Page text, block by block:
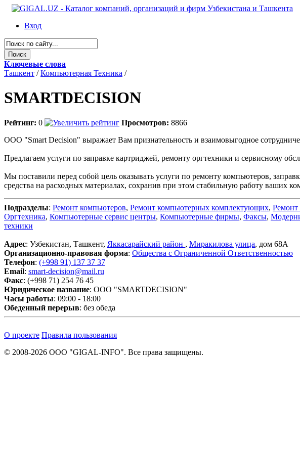
Вход
Ключевые слова
Ташкент / Компьютерная Техника /
SMARTDECISION
Рейтинг: 0 Просмотров: 8866
OOO "Smart Decision" выражает Вам признательность и взаимовыгодное
Предлагаем услуги по заправке картриджей, ремонту оргтехники и сервисному
Мы поставили перед собой цель оказывать услуги по ремонту компьютеров,
средства на расходных материалах, сохранив при этом стабильную работу ваших
Подразделы: Ремонт компьютеров, Ремонт компьютерных комплектующих, Ремонт
Оргтехника, Компьютерные сервис центры, Компьютерные фирмы, Факсы,
техники
Адрес: Узбекистан, Ташкент, Яккасарайский район , Миракилова улица, дом 68А
Организационно-правовая форма: Общества с Ограниченной Ответственностью
Телефон: (+998 91) 137 37 37
Email: smart-decision@mail.ru
Факс: (+998 71) 254 76 45
Юридическое название: OOO "SMARTDECISION"
Часы работы: 09:00 - 18:00
Обеденный перерыв: без обеда
О проекте Правила пользования
© 2008-2026 ООО "GIGAL-INFO". Все права защищены.